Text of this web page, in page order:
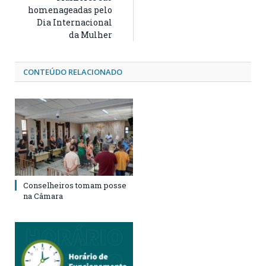
homenageadas pelo
Dia Internacional
da Mulher
CONTEÚDO RELACIONADO
Conselheiros tomam posse
na Câmara